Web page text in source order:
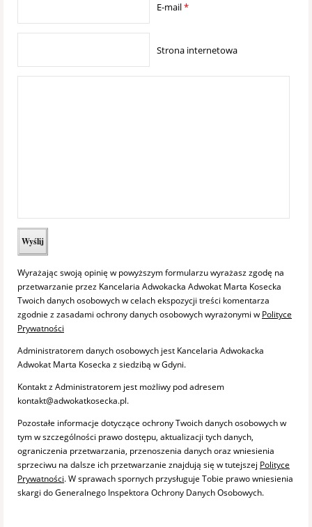
E-mail*
Strona internetowa
Wyrażając swoją opinię w powyższym formularzu wyrażasz zgodę na
przetwarzanie przez Kancelaria Adwokacka Adwokat Marta Kosecka
Twoich danych osobowych w celach ekspozycji treści komentarza
zgodnie z zasadami ochrony danych osobowych wyrażonymi w Polityce
Prywatności
Administratorem danych osobowych jest Kancelaria Adwokacka
Adwokat Marta Kosecka z siedzibą w Gdyni.
Kontakt z Administratorem jest możliwy pod adresem
kontakt@adwokatkosecka.pl.
Pozostałe informacje dotyczące ochrony Twoich danych osobowych w
tym w szczególności prawo dostępu, aktualizacji tych danych,
ograniczenia przetwarzania, przenoszenia danych oraz wniesienia
sprzeciwu na dalsze ich przetwarzanie znajdują się w tutejszej Polityce
Prywatności. W sprawach spornych przysługuje Tobie prawo wniesienia
skargi do Generalnego Inspektora Ochrony Danych Osobowych.